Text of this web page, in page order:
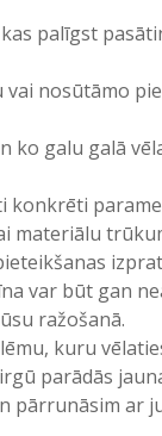
palīgst
nosūtāmo
ko galu galā
materiālu
var būt gan
ražošanā.
kuru
parādās
pārrunāsim ar